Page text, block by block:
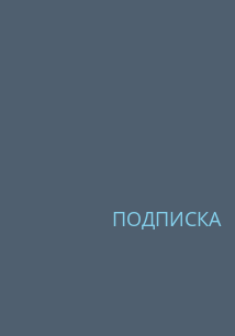
ПОДПИСКА